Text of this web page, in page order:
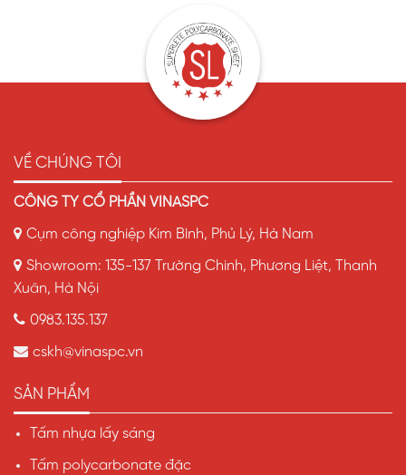
VỀ CHÚNG TÔI
CÔNG TY CỔ PHẦN VINASPC
Cụm công nghiệp Kim Bình, Phủ Lý, Hà Nam
Showroom: 135-137 Trường Chinh, Phương Liệt, Thanh
Xuân, Hà Nội
0983.135.137
cskh@vinaspc.vn
SẢN PHẨM
Tấm nhựa lấy sáng
Tấm polycarbonate đặc